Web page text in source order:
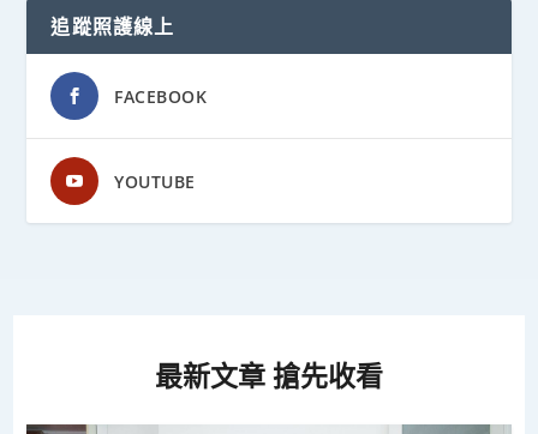
追蹤照護線上
FACEBOOK
YOUTUBE
最新文章 搶先收看